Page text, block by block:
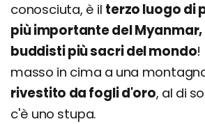
conosciuta, è il terzo luogo di
più importante del Myanmar,
buddisti più sacri del mondo!
masso in cima a una
rivestito da fogli d'oro, al di
c'è uno stupa.